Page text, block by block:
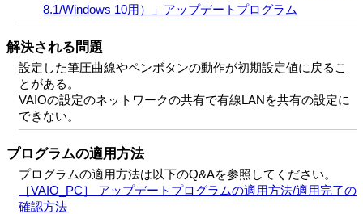
8.1/Windows 10用）」アップデートプログラム
解決される問題
設定した筆圧曲線やペンボタンの動作が初期設定値に戻るこ
とがある。
VAIOの設定のネットワークの共有で有線LANを共有の設定に
できない。
プログラムの適用方法
プログラムの適用方法は以下のQ&Aを参照してください。
［VAIO_PC］ アップデートプログラムの適用方法/適用完了の
確認方法